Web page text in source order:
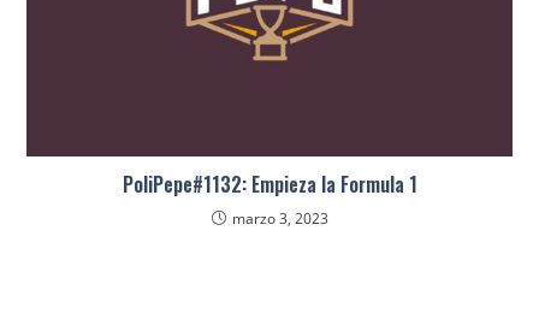
PoliPepe#1132: Empieza la Formula 1
marzo 3, 2023